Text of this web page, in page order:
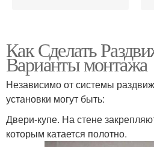
Межкомнатные двери
Раздвижная дверь
Как Сделать
Варианты монтажа
Независимо от системы
установки могут быть:
Двери-купе. На стене
которым катается полотно.